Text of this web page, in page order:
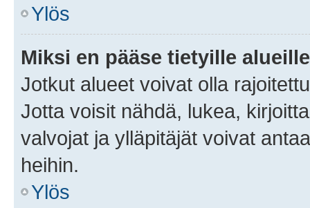
Ylös
Miksi en pääse tietyille
Jotkut alueet voivat olla
Jotta voisit nähdä, lukea,
valvojat ja ylläpitäjät voivat
heihin.
Ylös